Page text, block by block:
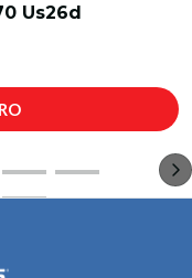
Us26d